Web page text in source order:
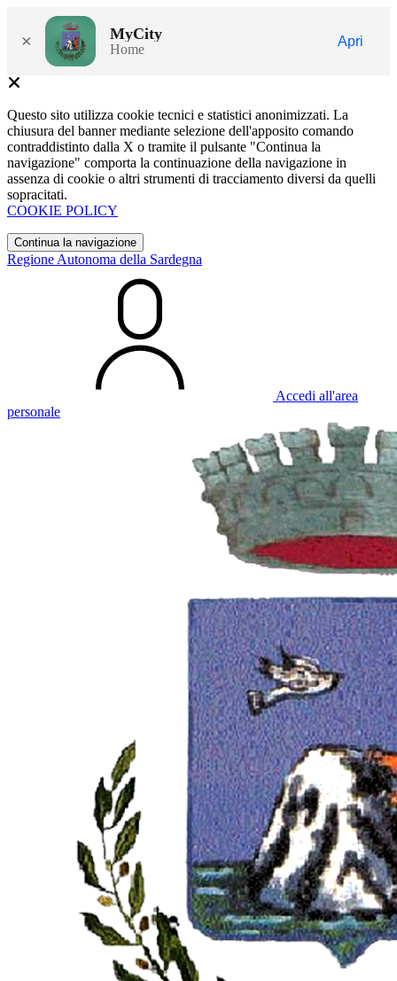
× MyCity
Home
Apri
Questo sito utilizza cookie tecnici e statistici anonimizzati. La
chiusura del banner mediante selezione dell'apposito comando
contraddistinto dalla X o tramite il pulsante "Continua la
navigazione" comporta la continuazione della navigazione in
assenza di cookie o altri strumenti di tracciamento diversi da quelli
sopracitati.
COOKIE POLICY
Continua la navigazione
Regione Autonoma della Sardegna
Accedi all'area
personale